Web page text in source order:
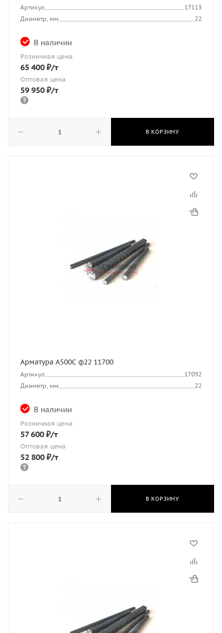
Артикул
17113
Диаметр, мм
22
В наличии
Розничная цена
65 400 ₽/т
Оптовая цена
59 950 ₽/т
В КОРЗИНУ
Арматура А500С ф22 11700
Артикул
17092
Диаметр, мм
22
В наличии
Розничная цена
57 600 ₽/т
Оптовая цена
52 800 ₽/т
В КОРЗИНУ